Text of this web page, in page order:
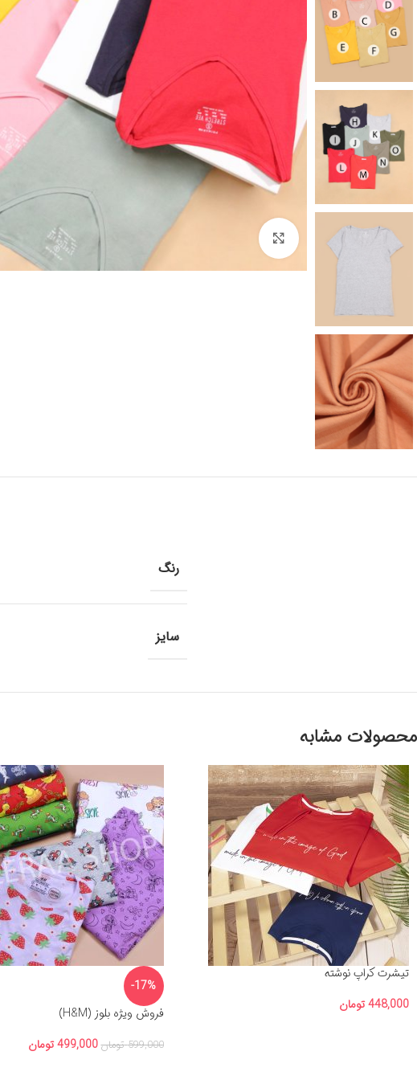
برای بزرگنمایی کلیک کنید
رنگ
سایز
محصولات مشابه
تیشرت کراپ نوشته
448,000تومان
-17%
فروش ویژه بلوز (H&M)
599,000 تومان 499,000 تومان